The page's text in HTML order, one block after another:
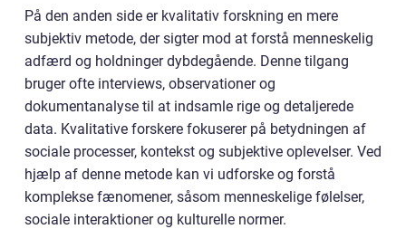
På den anden side er kvalitativ forskning en mere
subjektiv metode, der sigter mod at forstå menneskelig
adfærd og holdninger dybdegående. Denne tilgang
bruger ofte interviews, observationer og
dokumentanalyse til at indsamle rige og detaljerede
data. Kvalitative forskere fokuserer på betydningen af
sociale processer, kontekst og subjektive oplevelser. Ved
hjælp af denne metode kan vi udforske og forstå
komplekse fænomener, såsom menneskelige følelser,
sociale interaktioner og kulturelle normer.